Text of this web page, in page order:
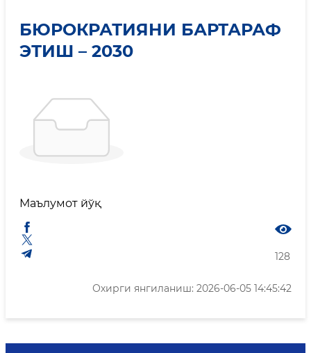
БЮРОКРАТИЯНИ БАРТАРАФ
ЭТИШ – 2030
Маълумот йўқ
128
Охирги янгиланиш: 2026-06-05 14:45:42